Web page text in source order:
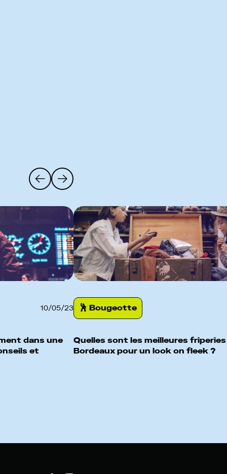
10/05/23
dans une
et
🕺️ Bougeotte
Quelles sont les meilleures friperies
Bordeaux pour un look on fleek ?